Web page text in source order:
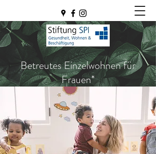
Betreutes Einzelwohnen für
Frauen*